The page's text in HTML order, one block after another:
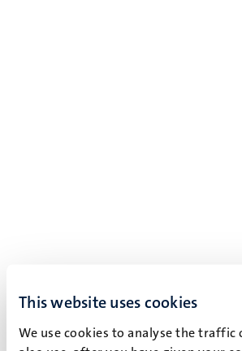
This website uses cookies
We use cookies to analyse the